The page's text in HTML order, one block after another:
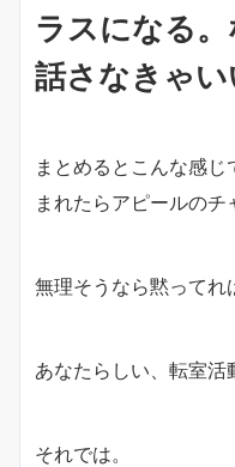
ラスになる。
話さなきゃい
まとめるとこんな感
まれたらアピールのチ
無理そうなら黙ってれ
あなたらしい、転室活
それでは。